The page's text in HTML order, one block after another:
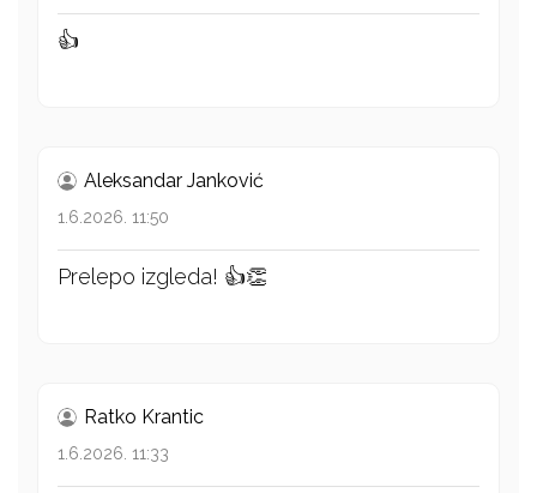
👍
Aleksandar Janković
1.6.2026. 11:50
Prelepo izgleda! 👍👏
Ratko Krantic
1.6.2026. 11:33